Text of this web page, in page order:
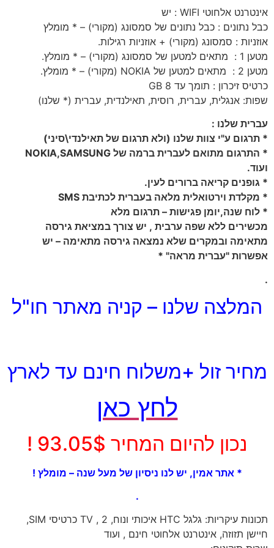
אינטרנט אלחוטי WIFI : יש
כבל נתונים : כבל נתונים של סמסונג (מקורי) – * מומלץ
אוזניות : סמסונג (מקורי) + אוזניות רגילות.
מטען 1 : מתאים למטען של סמסונג (מקורי) – * מומלץ.
מטען 2 : מתאים למטען של NOKIA (מקורי) – * מומלץ.
כרטיס זיכרון : תומך עד 8 GB
שפות: אנגלית, עברית, רוסית, תאילנדית, עברית (* שלנו)
עברית שלנו :
* תרגום ע"י צוות שלנו (ולא תרגום של תאילנדי\סיני)
* התרגום מתואם לעברית ברמה של NOKIA,SAMSUNG
ועוד.
* גופנים קריאה ברורים לעין.
* מקלדת וירטואלית מלאה בעברית לכתיבת SMS
* לוח שנה,יומן פגישות – תרגום מלא
מכשירים ללא שפה ערבית , יש צורך במציאת גירסה
מתאימה ובמקרים שלא נמצאה גירסה מתאימה – יש
אפשרות "עברית מראה" *
.
המלצה שלנו – קניה מאתר חו"ל
מחיר זול +משלוח חינם עד לארץ
לחץ כאן
נכון להיום המחיר 93.05$ !
* אתר אמין, יש לנו ניסיון של מעל שנה – מומלץ !
.
תכונות עיקריות: גלגל HTC איכותי ונוח, TV , 2 כרטיסי SIM,
חיישן תזוזה, אינטרנט אלחוטי חינם , ועוד